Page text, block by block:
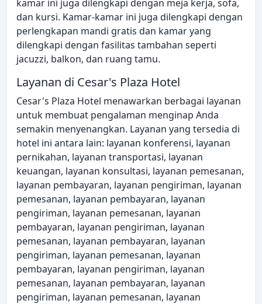
kamar ini juga dilengkapi dengan meja kerja, sofa,
dan kursi. Kamar-kamar ini juga dilengkapi dengan
perlengkapan mandi gratis dan kamar yang
dilengkapi dengan fasilitas tambahan seperti
jacuzzi, balkon, dan ruang tamu.
Layanan di Cesar's Plaza Hotel
Cesar's Plaza Hotel menawarkan berbagai layanan
untuk membuat pengalaman menginap Anda
semakin menyenangkan. Layanan yang tersedia di
hotel ini antara lain: layanan konferensi, layanan
pernikahan, layanan transportasi, layanan
keuangan, layanan konsultasi, layanan pemesanan,
layanan pembayaran, layanan pengiriman, layanan
pemesanan, layanan pembayaran, layanan
pengiriman, layanan pemesanan, layanan
pembayaran, layanan pengiriman, layanan
pemesanan, layanan pembayaran, layanan
pengiriman, layanan pemesanan, layanan
pembayaran, layanan pengiriman, layanan
pemesanan, layanan pembayaran, layanan
pengiriman, layanan pemesanan, layanan